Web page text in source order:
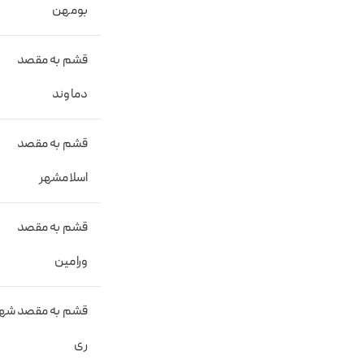
بومهن
قشم به مقصد
دماوند
قشم به مقصد
اسلامشهر
قشم به مقصد
ورامین
قشم به مقصد
ری